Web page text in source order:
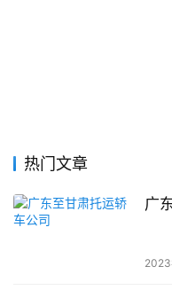
热门文章
广
2023